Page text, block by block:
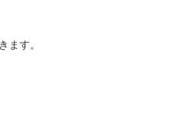
ます。